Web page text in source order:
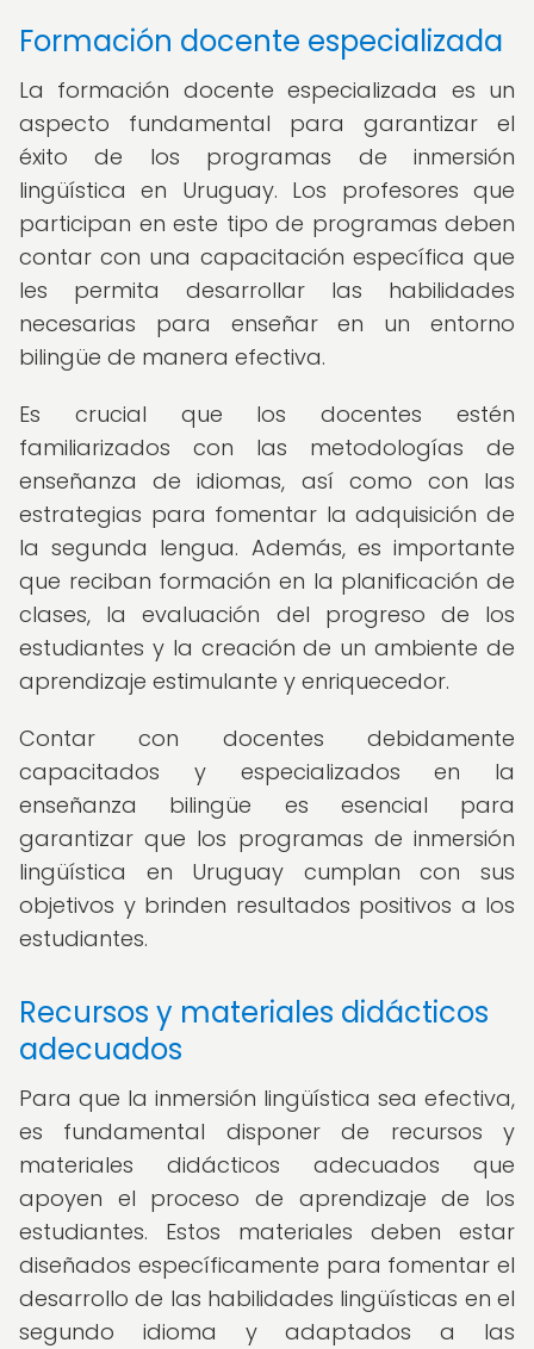
Formación docente especializada
La formación docente especializada es un
aspecto fundamental para garantizar el
éxito de los programas de inmersión
lingüística en Uruguay. Los profesores que
participan en este tipo de programas deben
contar con una capacitación específica que
les permita desarrollar las habilidades
necesarias para enseñar en un entorno
bilingüe de manera efectiva.
Es crucial que los docentes estén
familiarizados con las metodologías de
enseñanza de idiomas, así como con las
estrategias para fomentar la adquisición de
la segunda lengua. Además, es importante
que reciban formación en la planificación de
clases, la evaluación del progreso de los
estudiantes y la creación de un ambiente de
aprendizaje estimulante y enriquecedor.
Contar con docentes debidamente
capacitados y especializados en la
enseñanza bilingüe es esencial para
garantizar que los programas de inmersión
lingüística en Uruguay cumplan con sus
objetivos y brinden resultados positivos a los
estudiantes.
Recursos y materiales didácticos
adecuados
Para que la inmersión lingüística sea efectiva,
es fundamental disponer de recursos y
materiales didácticos adecuados que
apoyen el proceso de aprendizaje de los
estudiantes. Estos materiales deben estar
diseñados específicamente para fomentar el
desarrollo de las habilidades lingüísticas en el
segundo idioma y adaptados a las